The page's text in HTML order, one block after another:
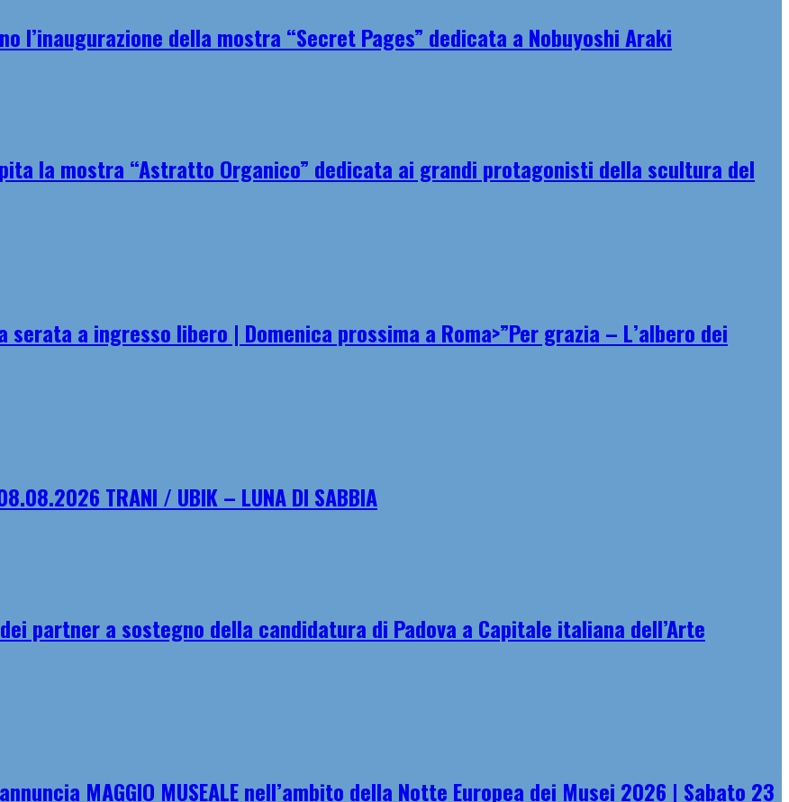
l’inaugurazione della mostra “Secret Pages” dedicata a Nobuyoshi Araki
la mostra “Astratto Organico” dedicata ai grandi protagonisti della scultura del
a ingresso libero | Domenica prossima a Roma>”Per grazia – L’albero dei
TRANI / UBIK – LUNA DI SABBIA
partner a sostegno della candidatura di Padova a Capitale italiana dell’Arte
annuncia MAGGIO MUSEALE nell’ambito della Notte Europea dei Musei 2026 | Sabato 23